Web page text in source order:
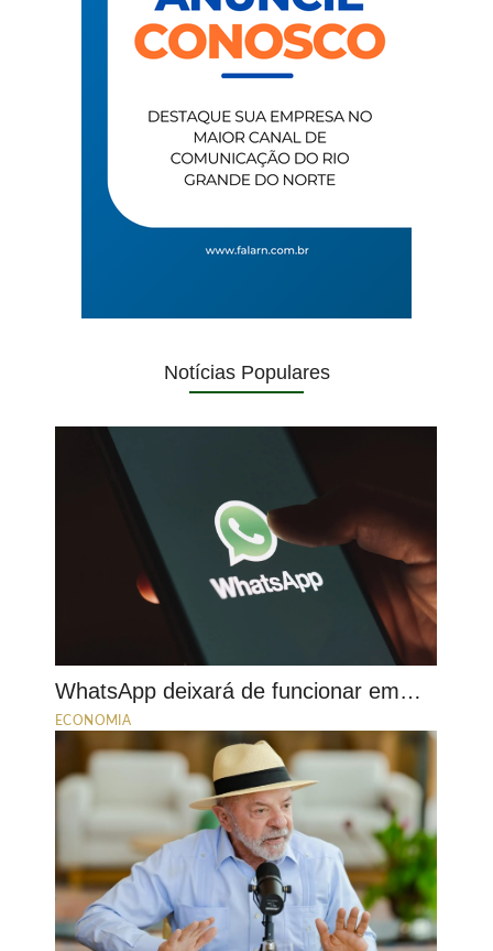
Notícias Populares
WhatsApp deixará de funcionar em…
ECONOMIA